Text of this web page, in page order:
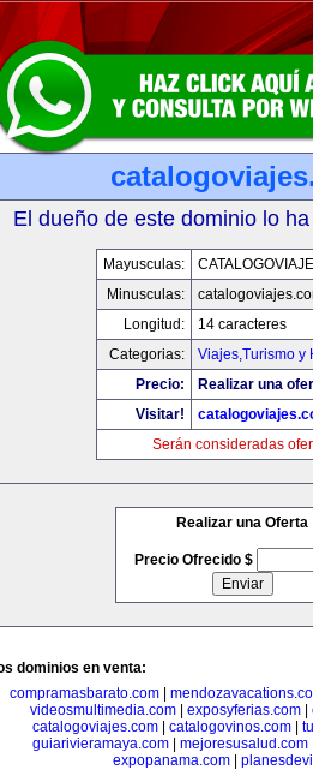
El dueño de este dominio lo
Mayusculas:
Minusculas:
Longitud:
14 caracteres
Categorias:
Viajes,Turismo y
Precio:
Realizar una
Visitar!
Serán consideradas
Realizar una Oferta
Precio Ofrecido $
dominios en venta:
compramasbarato.com|
videosmultimedia.com
exposyferias.com
catalogoviajes.com| catalogovinos.com|
guiarivieramaya.com
mejoresusalud.com
expopanama.com